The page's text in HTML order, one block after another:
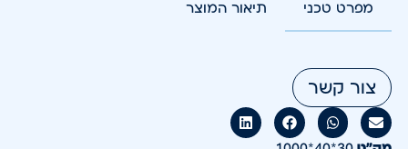
מפרט טכני תיאור המוצר
צור קשר